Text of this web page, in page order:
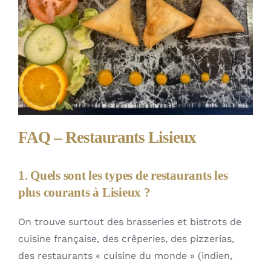
FAQ – Restaurants Lisieux
1. Quels sont les types de restaurants les
plus courants à Lisieux ?
On trouve surtout des brasseries et bistrots de
cuisine française, des crêperies, des pizzerias,
des restaurants « cuisine du monde » (indien,